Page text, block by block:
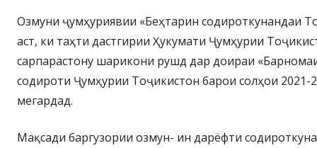
Озмуни ҷумҳуриявии «Беҳтарин содироткунандаи
аст, ки таҳти дастгирии Ҳукумати Ҷумҳурии
сарпарастону шарикони рушд дар доираи
содироти Ҷумҳурии Тоҷикистон барои солҳои 2021-
мегардад.
Мақсади баргузории озмун- ин дарёфти